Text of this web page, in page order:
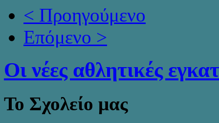
< Προηγούμενο
Επόμενο >
Οι νέες αθλητικές
Το Σχολείο μας